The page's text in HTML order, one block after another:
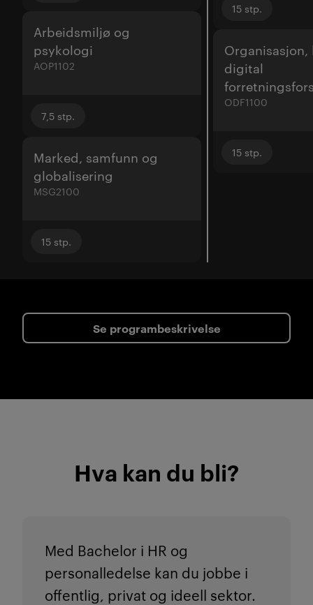
Arbeidsmiljø og
psykologi
AOP1102
7,5 stp.
Marked, samfunn og
globalisering
MSG2100
15 stp.
15 stp.
Organisasjon,
digital
ODF1100
15 stp.
Se programbeskrivelse
Hva kan du bli?
Med Bachelor i HR og
personalledelse kan du jobbe i
offentlig, privat og ideell sektor.